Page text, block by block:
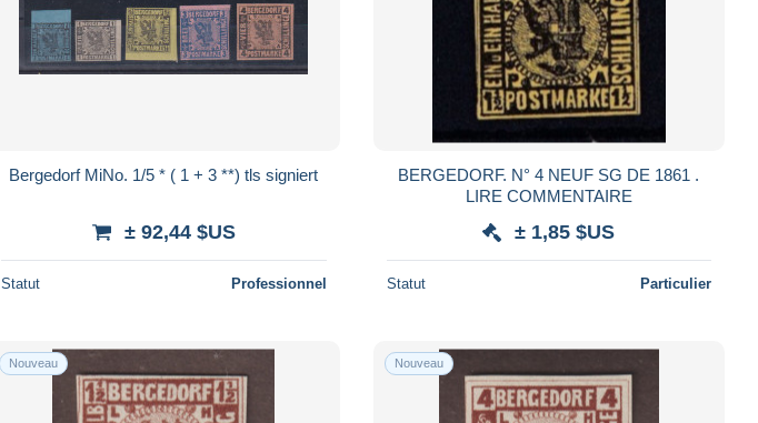
Bergedorf MiNo. 1/5 * ( 1 + 3 **) tls signiert
± 92,44 $US
Statut Professionnel
BERGEDORF. N° 4 NEUF SG DE 1861 .
LIRE COMMENTAIRE
± 1,85 $US
Statut Particulier
Nouveau Nouveau